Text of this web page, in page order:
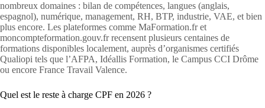
nombreux domaines : bilan de compétences, langues (anglais,
espagnol), numérique, management, RH, BTP, industrie, VAE, et bien
plus encore. Les plateformes comme MaFormation.fr et
moncompteformation.gouv.fr recensent plusieurs centaines de
formations disponibles localement, auprès d’organismes certifiés
Qualiopi tels que l’AFPA, Idéallis Formation, le Campus CCI Drôme
ou encore France Travail Valence.
Quel est le reste à charge CPF en 2026 ?